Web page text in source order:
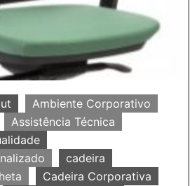
Ambiente Corporativo
Assistência Técnica
cadeira
Cadeira Corporativa